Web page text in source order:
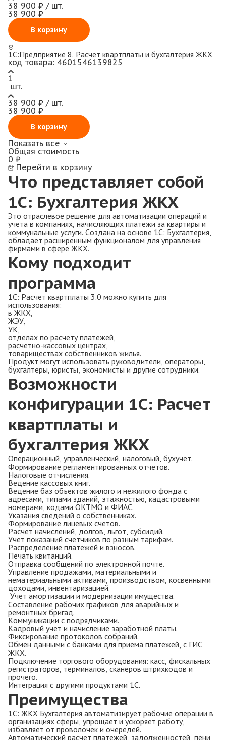
38 900 ₽ / шт.
38 900 ₽
В корзину
1С:Предприятие 8. Расчет квартплаты и бухгалтерия ЖКХ
код товара: 4601546139825
1
шт.
38 900 ₽ / шт.
38 900 ₽
В корзину
Показать все
Общая стоимость
0 ₽
Перейти в корзину
Что представляет собой
1С: Бухгалтерия ЖКХ
Это отраслевое решение для автоматизации операций и
учета в компаниях, начисляющих платежи за квартиры и
коммунальные услуги. Создана на основе 1С: Бухгалтерия,
обладает расширенным функционалом для управления
фирмами в сфере ЖКХ.
Кому подходит
программа
1С: Расчет квартплаты 3.0 можно купить для
использования:
в ЖКХ,
ЖЭУ,
УК,
отделах по расчету платежей,
расчетно-кассовых центрах,
товариществах собственников жилья.
Продукт могут использовать руководители, операторы,
бухгалтеры, юристы, экономисты и другие сотрудники.
Возможности
конфигурации 1С: Расчет
квартплаты и
бухгалтерия ЖКХ
Операционный, управленческий, налоговый, бухучет.
Формирование регламентированных отчетов.
Налоговые отчисления.
Ведение кассовых книг.
Ведение баз объектов жилого и нежилого фонда с
адресами, типами зданий, этажностью, кадастровыми
номерами, кодами ОКТМО и ФИАС.
Указания сведений о собственниках.
Формирование лицевых счетов.
Расчет начислений, долгов, льгот, субсидий.
Учет показаний счетчиков по разным тарифам.
Распределение платежей и взносов.
Печать квитанций.
Отправка сообщений по электронной почте.
Управление продажами, материальными и
нематериальными активами, производством, косвенными
доходами, инвентаризацией.
Учет амортизации и модернизации имущества.
Составление рабочих графиков для аварийных и
ремонтных бригад.
Коммуникации с подрядчиками.
Кадровый учет и начисление заработной платы.
Фиксирование протоколов собраний.
Обмен данными с банками для приема платежей, с ГИС
ЖКХ.
Подключение торгового оборудования: касс, фискальных
регистраторов, терминалов, сканеров штрихкодов и
прочего.
Интеграция с другими продуктами 1С.
Преимущества
1С: ЖКХ Бухгалтерия автоматизирует рабочие операции в
организациях сферы, упрощает и ускоряет работу,
избавляет от проволочек и очередей.
Автоматический расчет платежей, задолженностей, пени